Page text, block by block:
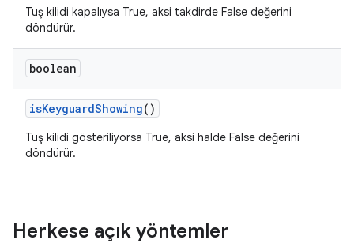
Tuş kilidi kapalıysa True, aksi takdirde False değerini
döndürür.
boolean
isKeyguardShowing()
Tuş kilidi gösteriliyorsa True, aksi halde False değerini
döndürür.
Herkese açık yöntemler